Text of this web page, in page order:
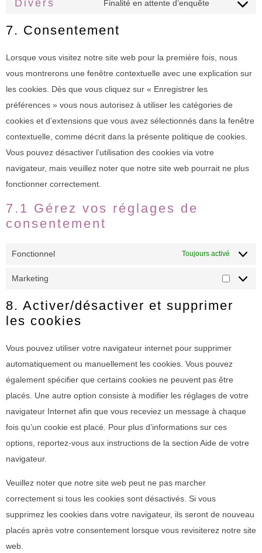
Divers Finalité en attente d’enquête
7. Consentement
Lorsque vous visitez notre site web pour la première fois, nous
vous montrerons une fenêtre contextuelle avec une explication sur
les cookies. Dès que vous cliquez sur « Enregistrer les
préférences » vous nous autorisez à utiliser les catégories de
cookies et d’extensions que vous avez sélectionnés dans la fenêtre
contextuelle, comme décrit dans la présente politique de cookies.
Vous pouvez désactiver l’utilisation des cookies via votre
navigateur, mais veuillez noter que notre site web pourrait ne plus
fonctionner correctement.
7.1 Gérez vos réglages de
consentement
Fonctionnel Toujours activé
Marketing
8. Activer/désactiver et supprimer
les cookies
Vous pouvez utiliser votre navigateur internet pour supprimer
automatiquement ou manuellement les cookies. Vous pouvez
également spécifier que certains cookies ne peuvent pas être
placés. Une autre option consiste à modifier les réglages de votre
navigateur Internet afin que vous receviez un message à chaque
fois qu’un cookie est placé. Pour plus d’informations sur ces
options, reportez-vous aux instructions de la section Aide de votre
navigateur.
Veuillez noter que notre site web peut ne pas marcher
correctement si tous les cookies sont désactivés. Si vous
supprimez les cookies dans votre navigateur, ils seront de nouveau
placés après votre consentement lorsque vous revisiterez notre site
web.